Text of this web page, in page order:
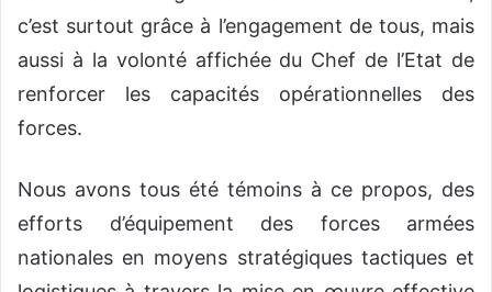
c’est surtout grâce à l’engagement de tous, mais
aussi à la volonté affichée du Chef de l’Etat de
renforcer les capacités opérationnelles des
forces.
Nous avons tous été témoins à ce propos, des
efforts d’équipement des forces armées
nationales en moyens stratégiques tactiques et